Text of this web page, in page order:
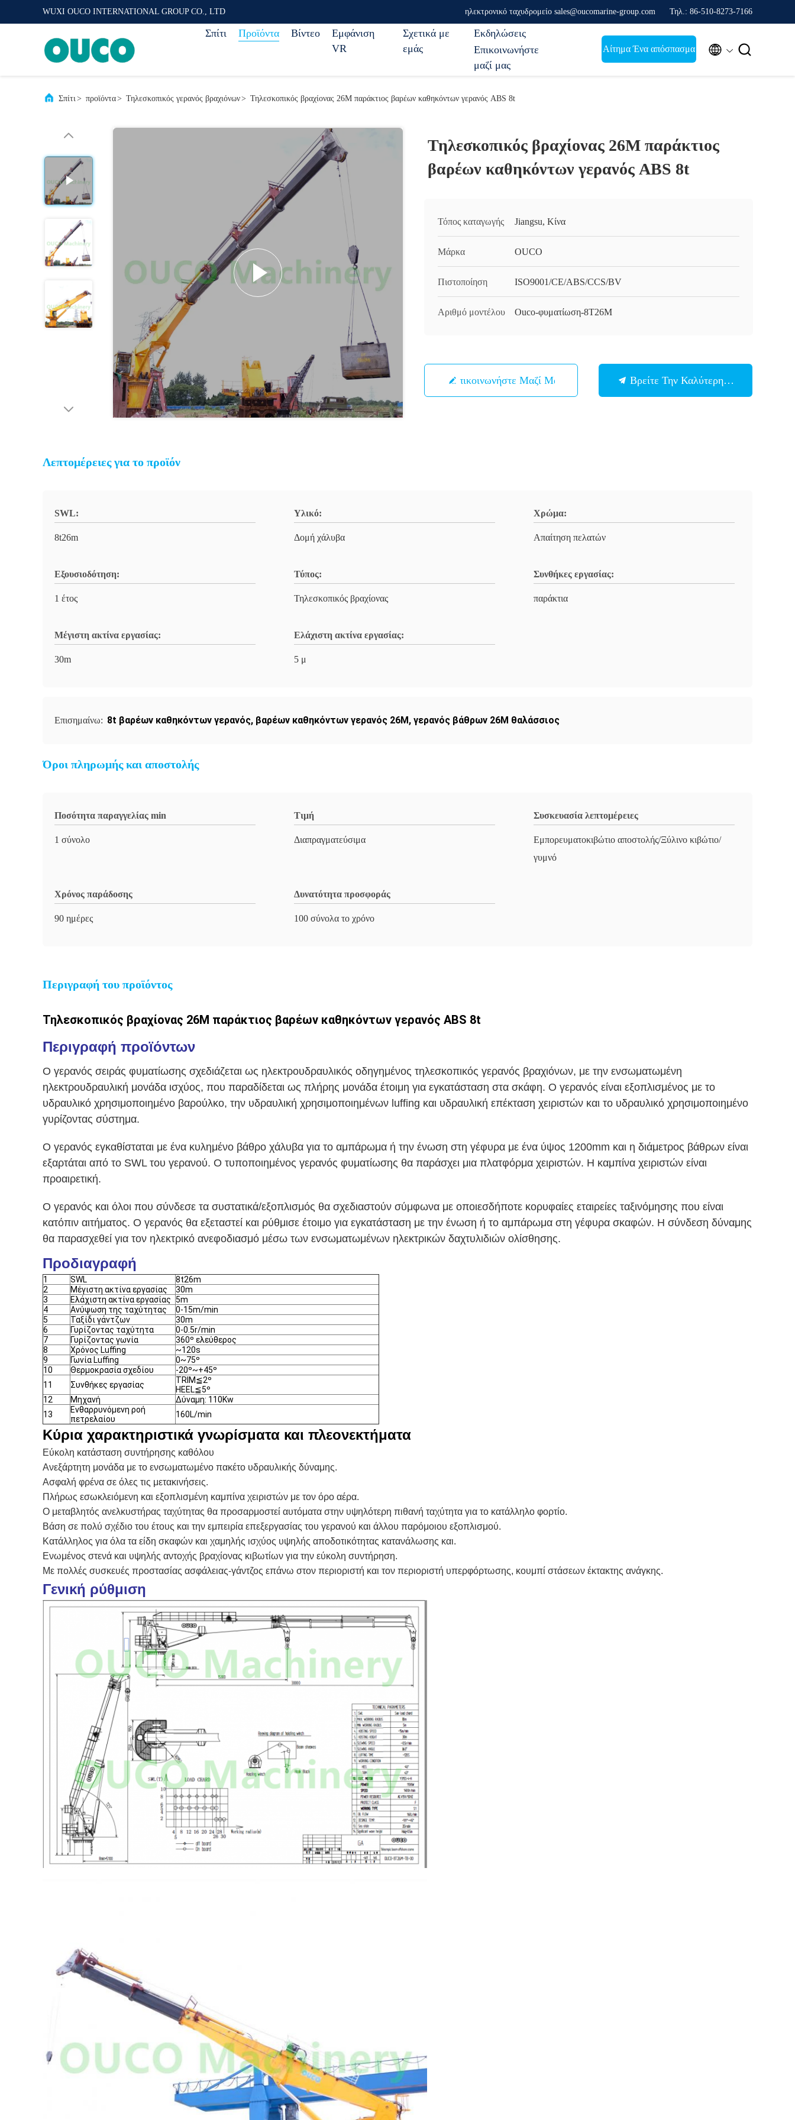
WUXI OUCO INTERNATIONAL GROUP CO., LTD ηλεκτρονικό ταχυδρομείο sales@oucomarine-group.com Τηλ.: 86-510-8273-7166
Σπίτι Προϊόντα Βίντεο
Εμφάνιση
VR
Σχετικά με
εμάς
Εκδηλώσεις
Επικοινωνήστε
μαζί μας
Αίτημα Ένα απόσπασμα  
Σπίτι> προϊόντα> Τηλεσκοπικός γερανός βραχιόνων> Τηλεσκοπικός βραχίονας 26M παράκτιος βαρέων καθηκόντων γερανός ABS 8t
Τηλεσκοπικός βραχίονας 26M παράκτιος
βαρέων καθηκόντων γερανός ABS 8t
Τόπος καταγωγής Jiangsu, Κίνα
Μάρκα OUCO
Πιστοποίηση ISO9001/CE/ABS/CCS/BV
Αριθμό μοντέλου Ouco-φυματίωση-8T26M
Επικοινωνήστε Μαζί Μας Βρείτε Την Καλύτερη Τιμή
Λεπτομέρειες για το προϊόν
SWL:
8t26m
Υλικό:
Δομή χάλυβα
Χρώμα:
Απαίτηση πελατών
Εξουσιοδότηση:
1 έτος
Τύπος:
Τηλεσκοπικός βραχίονας
Συνθήκες εργασίας:
παράκτια
Μέγιστη ακτίνα εργασίας:
30m
Ελάχιστη ακτίνα εργασίας:
5 μ
Επισημαίνω: 8t βαρέων καθηκόντων γερανός, βαρέων καθηκόντων γερανός 26M, γερανός βάθρων 26M θαλάσσιος
Όροι πληρωμής και αποστολής
Ποσότητα παραγγελίας min
1 σύνολο
Τιμή
Διαπραγματεύσιμα
Συσκευασία λεπτομέρειες
Εμπορευματοκιβώτιο αποστολής/Ξύλινο κιβώτιο/
γυμνό
Χρόνος παράδοσης
90 ημέρες
Δυνατότητα προσφοράς
100 σύνολα το χρόνο
Περιγραφή του προϊόντος
Τηλεσκοπικός βραχίονας 26M παράκτιος βαρέων καθηκόντων γερανός ABS 8t
Περιγραφή προϊόντων
Ο γερανός σειράς φυματίωσης σχεδιάζεται ως ηλεκτρουδραυλικός οδηγημένος τηλεσκοπικός γερανός βραχιόνων, με την ενσωματωμένη
ηλεκτρουδραυλική μονάδα ισχύος, που παραδίδεται ως πλήρης μονάδα έτοιμη για εγκατάσταση στα σκάφη. Ο γερανός είναι εξοπλισμένος με το
υδραυλικό χρησιμοποιημένο βαρούλκο, την υδραυλική χρησιμοποιημένων luffing και υδραυλική επέκταση χειριστών και το υδραυλικό χρησιμοποιημένο
γυρίζοντας σύστημα.
Ο γερανός εγκαθίσταται με ένα κυλημένο βάθρο χάλυβα για το αμπάρωμα ή την ένωση στη γέφυρα με ένα ύψος 1200mm και η διάμετρος βάθρων είναι
εξαρτάται από το SWL του γερανού. Ο τυποποιημένος γερανός φυματίωσης θα παράσχει μια πλατφόρμα χειριστών. Η καμπίνα χειριστών είναι
προαιρετική.
Ο γερανός και όλοι που σύνδεσε τα συστατικά/εξοπλισμός θα σχεδιαστούν σύμφωνα με οποιεσδήποτε κορυφαίες εταιρείες ταξινόμησης που είναι
κατόπιν αιτήματος. Ο γερανός θα εξεταστεί και ρύθμισε έτοιμο για εγκατάσταση με την ένωση ή το αμπάρωμα στη γέφυρα σκαφών. Η σύνδεση δύναμης
θα παρασχεθεί για τον ηλεκτρικό ανεφοδιασμό μέσω των ενσωματωμένων ηλεκτρικών δαχτυλιδιών ολίσθησης.
Προδιαγραφή
1 SWL
8t26m
2
Μέγιστη ακτίνα εργασίας
30m
3
Ελάχιστη ακτίνα εργασίας 5m
4
Ανύψωση της ταχύτητας
0-15m/min
5
Ταξίδι γάντζων
30m
6
Γυρίζοντας ταχύτητα
0-0.5r/min
7
Γυρίζοντας γωνία
360º ελεύθερος
8
Χρόνος Luffing
~120s
9
Γωνία Luffing
0~75º
10
Θερμοκρασία σχεδίου
-20º~+45º
11
Συνθήκες εργασίας
TRIM≦2º
HEEL≦5º
12
Μηχανή
Δύναμη: 110Kw
13
Ενθαρρυνόμενη ροή
πετρελαίου
160L/min
Κύρια χαρακτηριστικά γνωρίσματα και πλεονεκτήματα
Εύκολη κατάσταση συντήρησης καθόλου
Ανεξάρτητη μονάδα με το ενσωματωμένο πακέτο υδραυλικής δύναμης.
Ασφαλή φρένα σε όλες τις μετακινήσεις.
Πλήρως εσωκλειόμενη και εξοπλισμένη καμπίνα χειριστών με τον όρο αέρα.
Ο μεταβλητός ανελκυστήρας ταχύτητας θα προσαρμοστεί αυτόματα στην υψηλότερη πιθανή ταχύτητα για το κατάλληλο φορτίο.
Βάση σε πολύ σχέδιο του έτους και την εμπειρία επεξεργασίας του γερανού και άλλου παρόμοιου εξοπλισμού.
Κατάλληλος για όλα τα είδη σκαφών και χαμηλής ισχύος υψηλής αποδοτικότητας κατανάλωσης και.
Ενωμένος στενά και υψηλής αντοχής βραχίονας κιβωτίων για την εύκολη συντήρηση.
Με πολλές συσκευές προστασίας ασφάλειας-γάντζος επάνω στον περιοριστή και τον περιοριστή υπερφόρτωσης, κουμπί στάσεων έκτακτης ανάγκης.
Γενική ρύθμιση